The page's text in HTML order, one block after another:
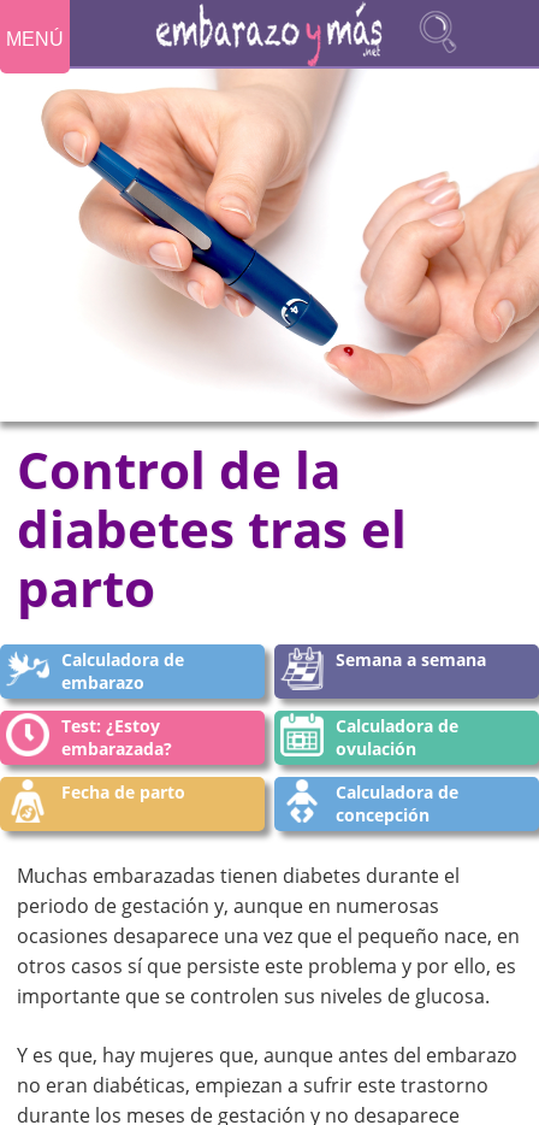
MENÚ
Control de la
diabetes tras el
parto
Calculadora de
embarazo
Semana a semana
Test: ¿Estoy
embarazada?
Calculadora de
ovulación
Fecha de parto
Calculadora de
concepción
Muchas embarazadas tienen diabetes durante el
periodo de gestación y, aunque en numerosas
ocasiones desaparece una vez que el pequeño nace, en
otros casos sí que persiste este problema y por ello, es
importante que se controlen sus niveles de glucosa.
Y es que, hay mujeres que, aunque antes del embarazo
no eran diabéticas, empiezan a sufrir este trastorno
durante los meses de gestación y no desaparece